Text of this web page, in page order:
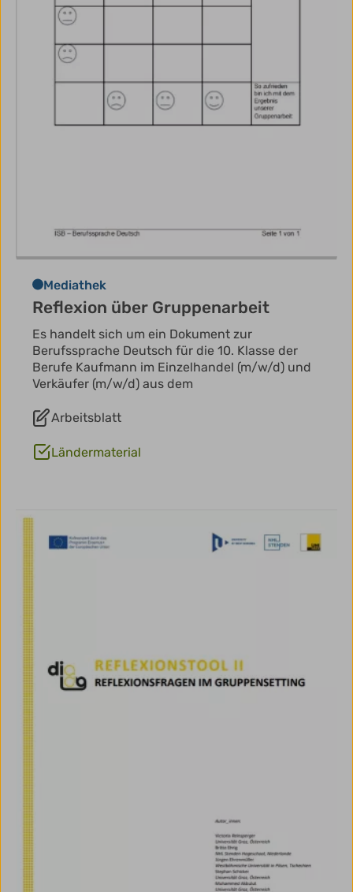
Mediathek
Reflexion über Gruppenarbeit
Es handelt sich um ein Dokument zur
Berufssprache Deutsch für die 10. Klasse der
Berufe Kaufmann im Einzelhandel (m/w/d) und
Verkäufer (m/w/d) aus dem
Arbeitsblatt
Ländermaterial